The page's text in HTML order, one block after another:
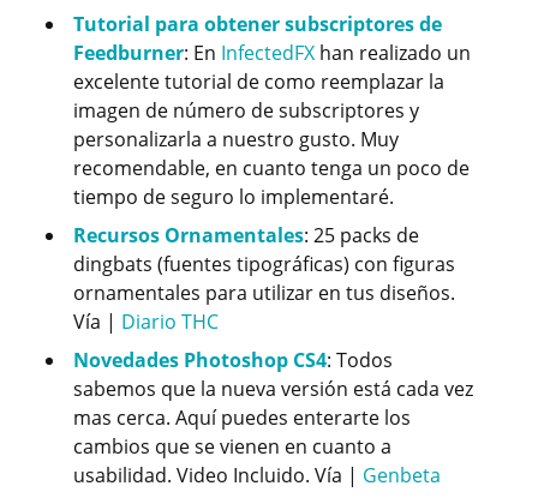
Tutorial para obtener subscriptores de
Feedburner: En InfectedFX han realizado un
excelente tutorial de como reemplazar la
imagen de número de subscriptores y
personalizarla a nuestro gusto. Muy
recomendable, en cuanto tenga un poco de
tiempo de seguro lo implementaré.
Recursos Ornamentales: 25 packs de
dingbats (fuentes tipográficas) con figuras
ornamentales para utilizar en tus diseños.
Vía | Diario THC
Novedades Photoshop CS4: Todos
sabemos que la nueva versión está cada vez
mas cerca. Aquí puedes enterarte los
cambios que se vienen en cuanto a
usabilidad. Video Incluido. Vía | Genbeta